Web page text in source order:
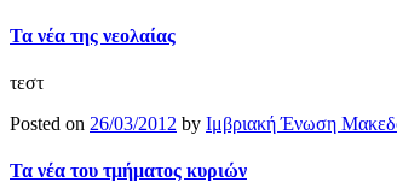
Τα νέα της νεολαίας
τεστ
Posted on 26/03/2012 by Ιμβριακή Ένωση
Τα νέα του τμήματος κυριών